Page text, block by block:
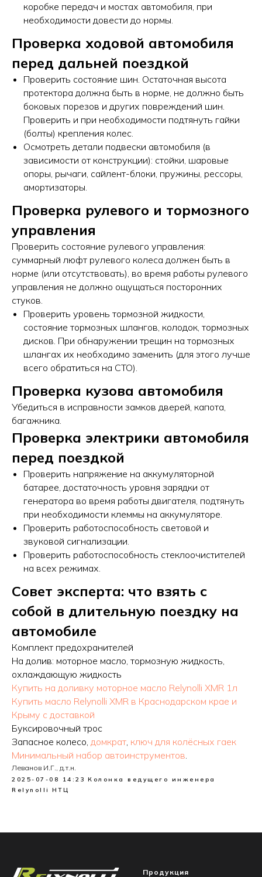
коробке передач и мостах автомобиля, при
необходимости довести до нормы.
Проверка ходовой автомобиля
перед дальней поездкой
Проверить состояние шин. Остаточная высота
протектора должна быть в норме, не должно быть
боковых порезов и других повреждений шин.
Проверить и при необходимости подтянуть гайки
(болты) крепления колес.
Осмотреть детали подвески автомобиля (в
зависимости от конструкции): стойки, шаровые
опоры, рычаги, сайлент-блоки, пружины, рессоры,
амортизаторы.
Проверка рулевого и тормозного
управления
Проверить состояние рулевого управления:
суммарный люфт рулевого колеса должен быть в
норме (или отсутствовать), во время работы рулевого
управления не должно ощущаться посторонних
стуков.
Проверить уровень тормозной жидкости,
состояние тормозных шлангов, колодок, тормозных
дисков. При обнаружении трещин на тормозных
шлангах их необходимо заменить (для этого лучше
всего обратиться на СТО).
Проверка кузова автомобиля
Убедиться в исправности замков дверей, капота,
багажника.
Проверка электрики автомобиля
перед поездкой
Проверить напряжение на аккумуляторной
батарее, достаточность уровня зарядки от
генератора во время работы двигателя, подтянуть
при необходимости клеммы на аккумуляторе.
Проверить работоспособность световой и
звуковой сигнализации.
Проверить работоспособность стеклоочистителей
на всех режимах.
Совет эксперта: что взять с
собой в длительную поездку на
автомобиле
Комплект предохранителей
На долив: моторное масло, тормозную жидкость,
охлаждающую жидкость
Купить на доливку моторное масло Relynolli XMR 1л
Купить масло Relynolli XMR в Краснодарском крае и
Крыму с доставкой
Буксировочный трос
Запасное колесо, домкрат, ключ для колёсных гаек
Минимальный набор автоинструментов.
Леванов И.Г., д.т.н.
2025-07-08 14:23 Колонка ведущего инженера
Relynolli
НТЦ
Продукция